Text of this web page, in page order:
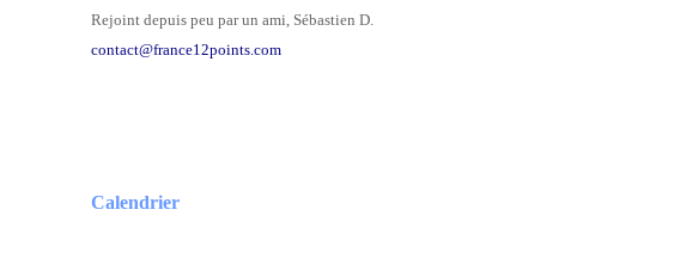
Rejoint depuis peu par un ami, Sébastien D.
contact@france12points.com
Calendrier